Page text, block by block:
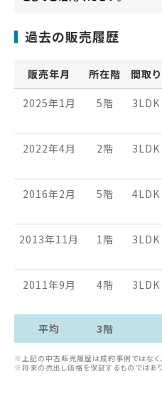
過去の販売履歴
販売年月 所在階 間取り
2025年1月 5階 3LDK
2022年4月 2階 3LDK
2016年2月 5階 4LDK
2013年11月 1階 3LDK
2011年9月 4階 3LDK
平均
3階
※上記の中古販売履歴は成約事例ではなく
※将来の売出し価格を保証するものではあり